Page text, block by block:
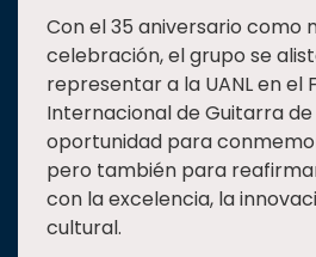
Con el 35 aniversario como
celebración, el grupo se
representar a la UANL en el
Internacional de Guitarra de
oportunidad para
pero también para
con la excelencia, la
cultural.